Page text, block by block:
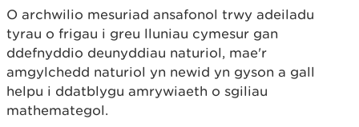
O archwilio mesuriad ansafonol trwy adeiladu
tyrau o frigau i greu lluniau cymesur gan
ddefnyddio deunyddiau naturiol, mae'r
amgylchedd naturiol yn newid yn gyson a gall
helpu i ddatblygu amrywiaeth o sgiliau
mathemategol.